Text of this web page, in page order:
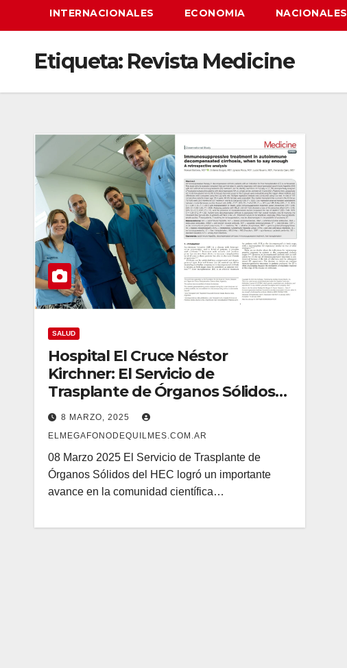
INTERNACIONALES ECONOMIA NACIONALES
Etiqueta: Revista Medicine
SALUD
Hospital El Cruce Néstor
Kirchner: El Servicio de
Trasplante de Órganos Sólidos
Publicó un Artículo en una
Revista Internacional
8 MARZO, 2025
ELMEGAFONODEQUILMES.COM.AR
08 Marzo 2025 El Servicio de Trasplante de
Órganos Sólidos del HEC logró un importante
avance en la comunidad científica…